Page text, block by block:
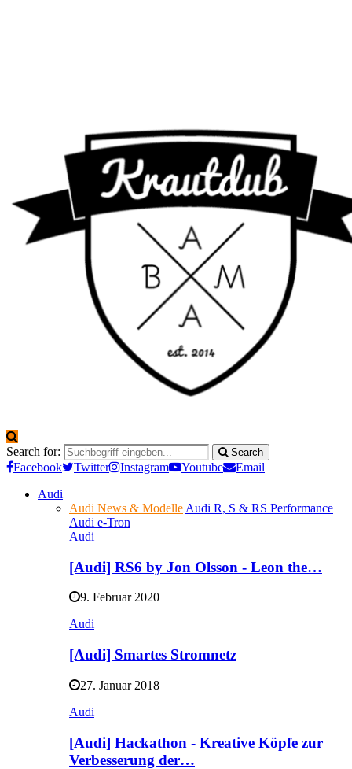
Search for: Search
Facebook Twitter Instagram Youtube
Email
Audi
Audi News & Modelle Audi R, S & RS Performance
Audi e-Tron
Audi
[Audi] RS6 by Jon Olsson - Leon the…
9. Februar 2020
Audi
[Audi] Smartes Stromnetz
27. Januar 2018
Audi
[Audi] Hackathon - Kreative Köpfe zur
Verbesserung der…